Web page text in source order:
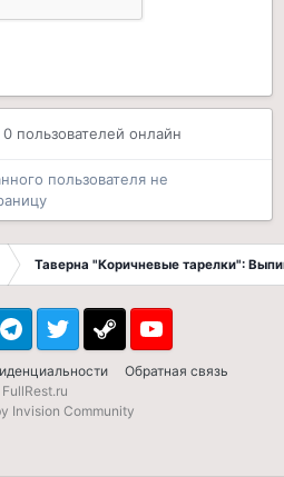
0 пользователей онлайн
пользователя не
Таверна "Коричневые тарелки":
Обратная связь
TelegramTwitter Steam Youtube
FullRest.ru
Invision Community